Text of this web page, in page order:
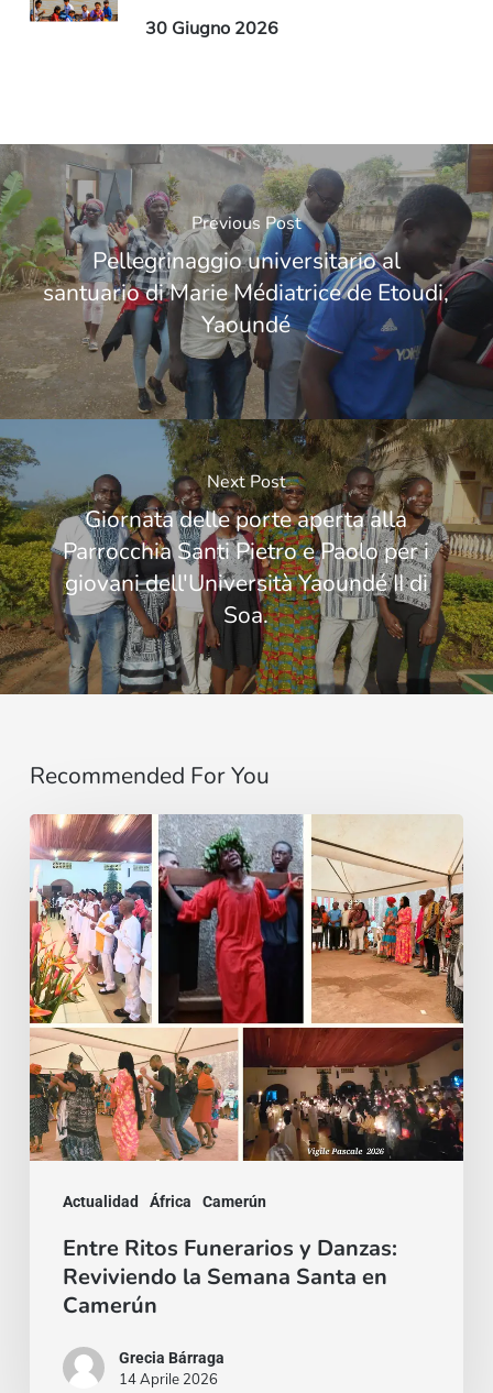
30 Giugno 2026
Previous Post
Pellegrinaggio universitario al
santuario di Marie Médiatrice de Etoudi,
Yaoundé
Next Post
Giornata delle porte aperta alla
Parrocchia Santi Pietro e Paolo per i
giovani dell'Università Yaoundé II di
Soa.
Recommended For You
Actualidad África Camerún
Entre
Ritos
Funerarios
y
Danzas:
Reviviendo
la
Semana
Santa
en
Entre Ritos Funerarios y Danzas:
Reviviendo la Semana Santa en
Camerún
Grecia Bárraga
14 Aprile 2026